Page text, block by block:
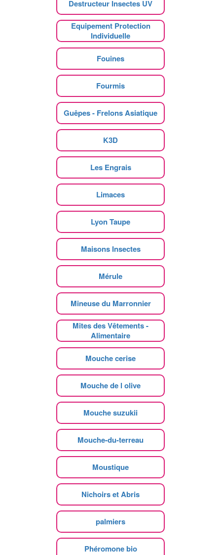
Destructeur Insectes UV
Equipement Protection
Individuelle
Fouines
Fourmis
Guêpes - Frelons Asiatique
K3D
Les Engrais
Limaces
Lyon Taupe
Maisons Insectes
Mérule
Mineuse du Marronnier
Mites des Vêtements -
Alimentaire
Mouche cerise
Mouche de l olive
Mouche suzukii
Mouche-du-terreau
Moustique
Nichoirs et Abris
palmiers
Phéromone bio